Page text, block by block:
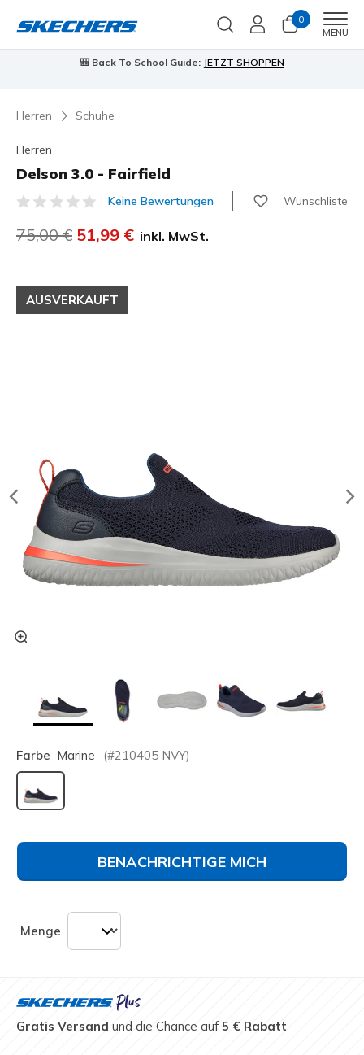
0
MENU
🎒 Back To School Guide: JETZT SHOPPEN
Herren Schuhe
Herren
Delson 3.0 - Fairfield
3,9 von 5 Kundenbewertungen
Keine Bewertungen Wunschliste
Reduziert von
75,00 € auf
51,99 € inkl. MwSt.
AUSVERKAUFT
Farbe Marine (#210405 NVY)
ausgewählt
BENACHRICHTIGE MICH
Menge
Gratis Versand und die Chance auf5 € Rabatt